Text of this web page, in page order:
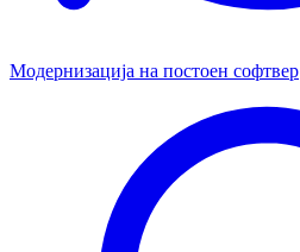
Модернизација на постоен софтвер